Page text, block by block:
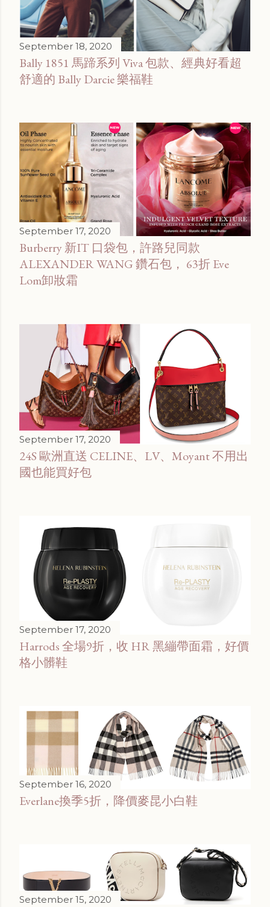
September 18, 2020
Bally 1851 馬蹄系列 Viva 包款、經典好看超
舒適的 Bally Darcie 樂福鞋
September 17, 2020
Burberry 新IT 口袋包，許路兒同款
ALEXANDER WANG 鑽石包， 63折 Eve
Lom卸妝霜
September 17, 2020
24S 歐洲直送 CELINE、LV、Moyant 不用出
國也能買好包
September 17, 2020
Harrods 全場9折，收 HR 黑繃帶面霜，好價
格小髒鞋
September 16, 2020
Everlane換季5折，降價麥昆小白鞋
September 15, 2020